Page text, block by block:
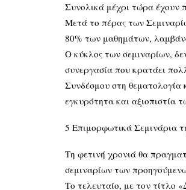
Συνολικά μέχρι τώρα έχουν
Μετά το πέρας των
80% των μαθημάτων,
Ο κύκλος των σεμιναρίων,
συνεργασία που κρατάει
Συνδέσμου στη θεματολογία
εγκυρότητα και αξιοπιστία
5 Επιμορφωτικά Σεμινάρια
Τη φετινή χρονιά θα
σεμιναρίων των
Το τελευταίο, με τον τίτλο